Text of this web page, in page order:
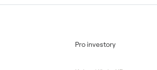
Pro investory